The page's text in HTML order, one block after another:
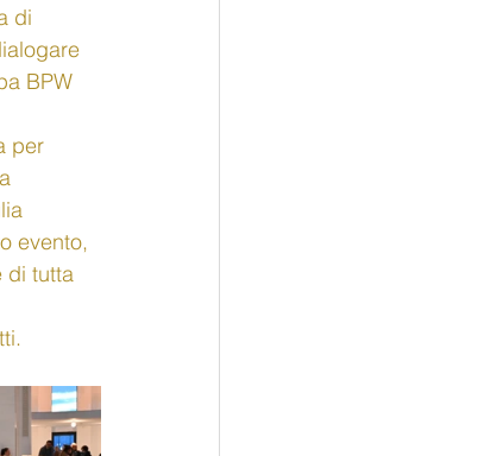
di
BPW
per
evento,
di tutta